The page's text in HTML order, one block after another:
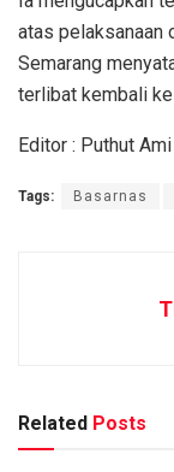
atas pelaksanaan
Semarang
terlibat kembali
Editor : Puthut
Tags: Basarnas
Related Posts